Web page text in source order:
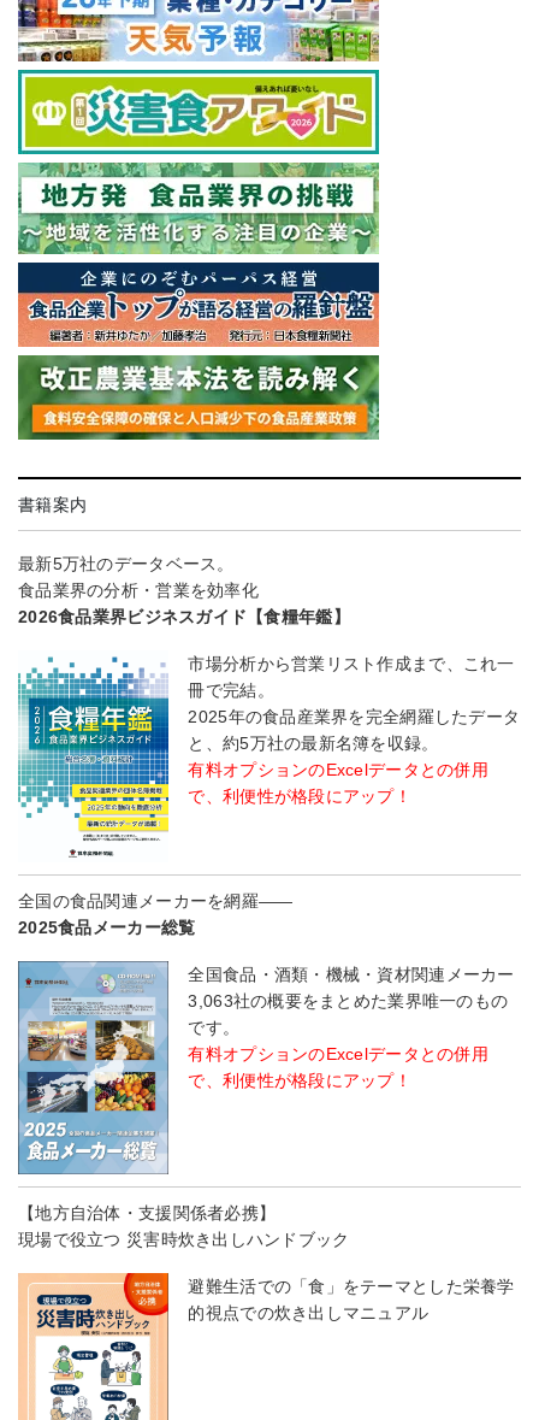
書籍案内
最新5万社のデータベース。
食品業界の分析・営業を効率化
2026食品業界ビジネスガイド【食糧年鑑】
市場分析から営業リスト作成まで、これ一
冊で完結。
2025年の食品産業界を完全網羅したデータ
と、約5万社の最新名簿を収録。
有料オプションのExcelデータとの併用
で、利便性が格段にアップ！
全国の食品関連メーカーを網羅――
2025食品メーカー総覧
全国食品・酒類・機械・資材関連メーカー
3,063社の概要をまとめた業界唯一のもの
です。
有料オプションのExcelデータとの併用
で、利便性が格段にアップ！
【地方自治体・支援関係者必携】
現場で役立つ 災害時炊き出しハンドブック
避難生活での「食」をテーマとした栄養学
的視点での炊き出しマニュアル